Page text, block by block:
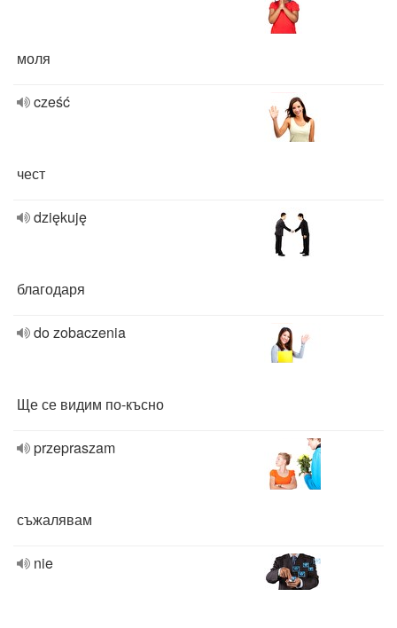
моля
cześć
чест
dziękuję
благодаря
do zobaczenia
Ще се видим по-късно
przepraszam
съжалявам
nie